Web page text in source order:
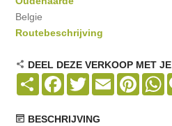
Belgie
Routebeschrijving
DEEL DEZE VERKOOP MET
Share Facebook
TwitterEmail
BESCHRIJVING